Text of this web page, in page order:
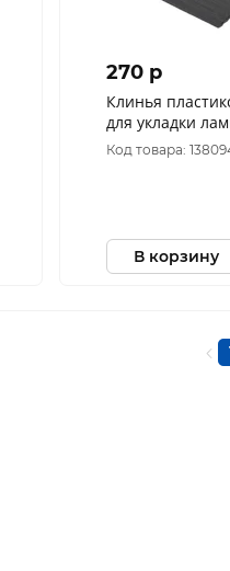
270 p
Клинья
для укладки
Код товара:
В корзину